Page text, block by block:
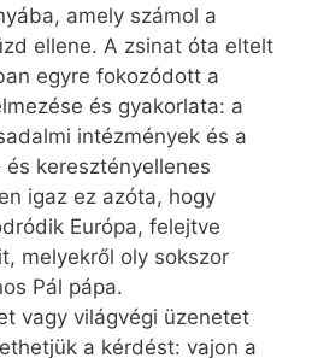
amely számol a
ellene. A zsinat óta eltelt
egyre fokozódott a
és gyakorlata: a
intézmények és a
keresztényellenes
igaz ez azóta, hogy
Európa, felejtve
melyekről oly sokszor
Pál pápa.
vagy világvégi üzenetet
a kérdést: vajon a